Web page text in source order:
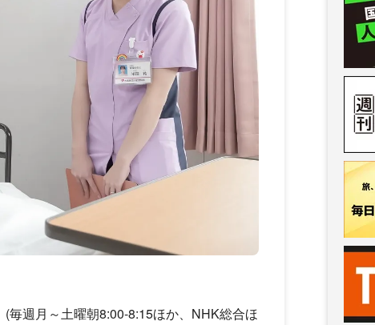
(毎週月～土曜朝8:00-8:15ほか、NHK総合ほ